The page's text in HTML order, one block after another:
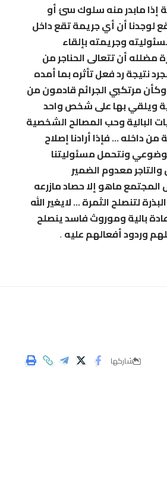
إذا مابدر منه سلوك سئ أو
لوجدنا أن أي جريمة تقع داخل
وجريمته بإلقاء
أن تتعالى الحناجر من
نتيجة رد فعل تأثره بما أمده
مرتكبي الجرائم قادمون من
ويلقي بها على شخص واحد
البالية وحب المصالح الشخصية
… فإذا أرادنا إصلاح
موضوعي ونتحمل مسئوليتنا
معدوم الضمير
ماهو إلا حصاد مازرعه
لتنصلح الثمرة … لايغير الله
بالية وموروث فاسد ينصلح
وردود أفعالهم عليه .
شاركها